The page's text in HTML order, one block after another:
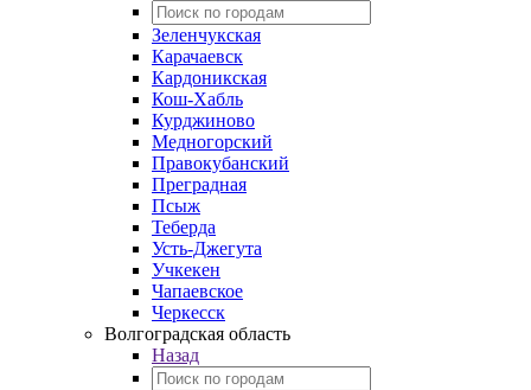
Зеленчукская
Карачаевск
Кардоникская
Кош-Хабль
Курджиново
Медногорский
Правокубанский
Преградная
Псыж
Теберда
Усть-Джегута
Учкекен
Чапаевское
Черкесск
Волгоградская область
Назад